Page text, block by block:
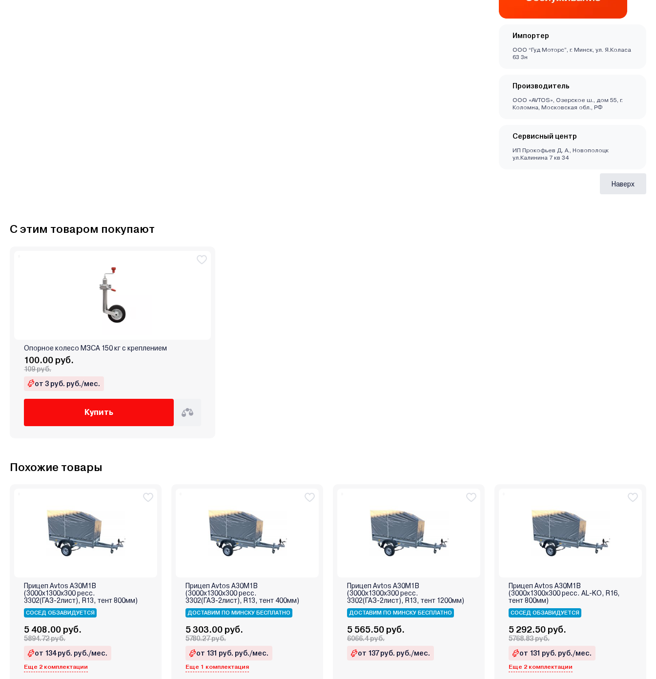
Импортер
ООО “Гуд Моторс”, г. Минск, ул. Я.Коласа
63 3н
Производитель
ООО «AVTOS», Озерское ш., дом 55, г.
Коломна, Московская обл., РФ
Сервисный центр
ИП Прокофьев Д. А., Новополоцк
ул.Калинина 7 кв 34
Наверх
С этим товаром покупают
Опорное колесо МЗСА 150 кг с креплением
100.00 руб.
109 руб.
от 3 руб. руб./мес.
Купить
Похожие товары
Прицеп Avtos А30М1В
(3000х1300х300 ресс.
3302(ГАЗ-2лист), R13, тент 800мм)
СОСЕД ОБЗАВИДУЕТСЯ
5 408.00 руб.
5894.72 руб.
от 134 руб. руб./мес.
Еще 2 комплектации
Прицеп Avtos А30М1В
(3000х1300х300 ресс.
3302(ГАЗ-2лист), R13, тент 400мм)
ДОСТАВИМ ПО МИНСКУ БЕСПЛАТНО
5 303.00 руб.
5780.27 руб.
от 131 руб. руб./мес.
Еще 1 комплектация
Прицеп Avtos А30М1В
(3000х1300х300 ресс.
3302(ГАЗ-2лист), R13, тент 1200мм)
ДОСТАВИМ ПО МИНСКУ БЕСПЛАТНО
5 565.50 руб.
6066.4 руб.
от 137 руб. руб./мес.
Прицеп Avtos А30М1В
(3000х1300х300 ресс. AL-KO, R16,
тент 800мм)
СОСЕД ОБЗАВИДУЕТСЯ
5 292.50 руб.
5768.83 руб.
от 131 руб. руб./мес.
Еще 2 комплектации